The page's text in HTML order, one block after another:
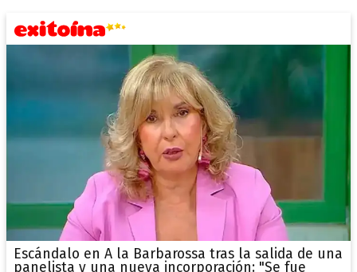
Escándalo en A la Barbarossa tras la salida de una
panelista y una nueva incorporación: "Se fue